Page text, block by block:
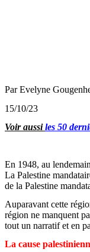
Par Evelyne
15/10/23
Voir aussiles 50
En 1948, au
La Palestine
de la Palestine
Auparavant cette
région ne manquent
tout un narratif et en
La cause